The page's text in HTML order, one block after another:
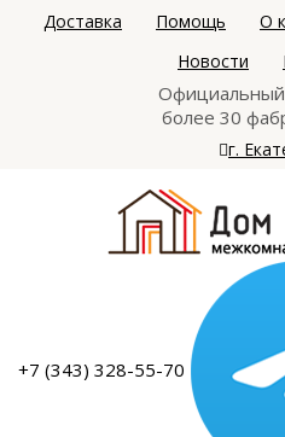
Доставка Помощь О
Новости
более 30
г.
+7 (343) 328-55-70